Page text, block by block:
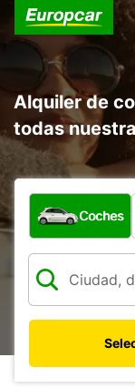
Alquiler de
todas
¿Qué tipo de
Coches